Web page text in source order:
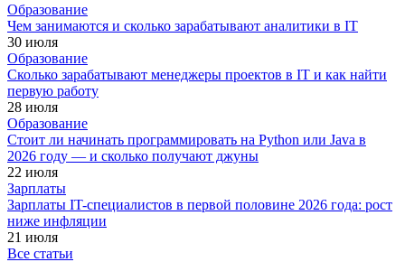
Образование
Чем занимаются и сколько зарабатывают аналитики в IT
30 июля
Образование
Сколько зарабатывают менеджеры проектов в IT и как найти
первую работу
28 июля
Образование
Стоит ли начинать программировать на Python или Java в
2026 году — и сколько получают джуны
22 июля
Зарплаты
Зарплаты IT-специалистов в первой половине 2026 года: рост
ниже инфляции
21 июля
Все статьи